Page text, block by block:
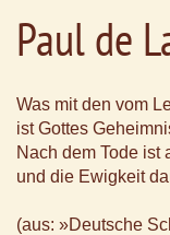
Paul de
Was mit den vom
ist Gottes
Nach dem Tode ist
und die Ewigkeit
(aus: »Deutsche